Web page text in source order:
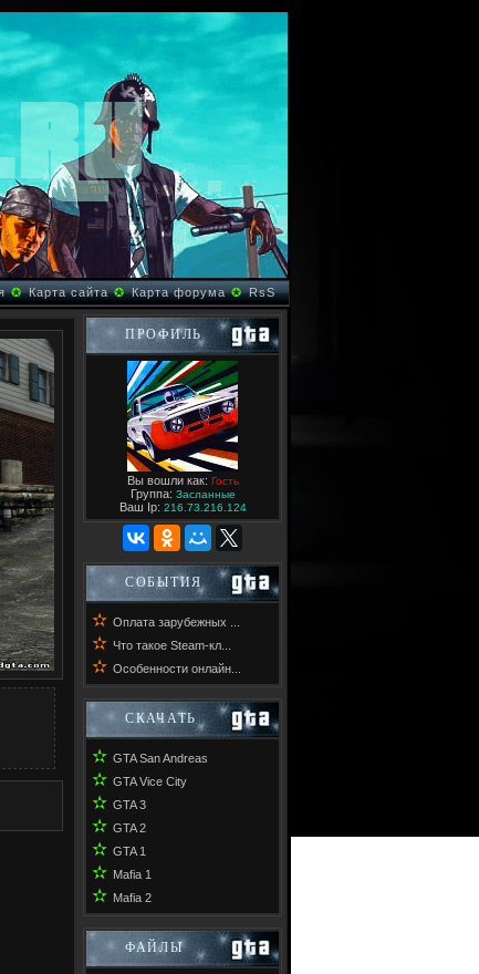
✪Карта сайта✪Карта форума✪RsS
ПРОФИЛЬ
Вы вошли как: Гость
Группа: Засланные
Ваш Ip: 216.73.216.124
СОБЫТИЯ
✫ Оплата зарубежных ...
✫ Что такое Steam-кл...
✫ Особенности онлайн...
СКАЧАТЬ
✫ GTA San Andreas
✫ GTA Vice City
✫ GTA 3
✫ GTA 2
✫ GTA 1
✫ Mafia 1
✫ Mafia 2
ФАЙЛЫ